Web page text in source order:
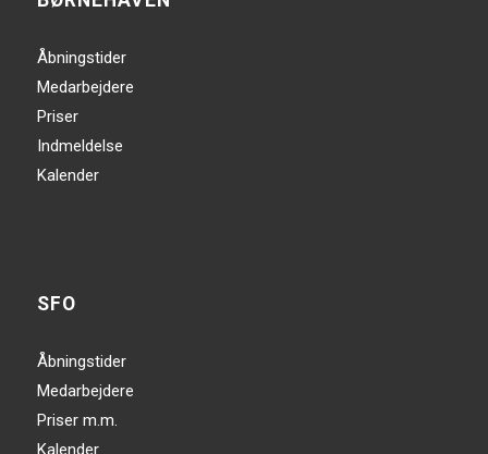
Åbningstider
Medarbejdere
Priser
Indmeldelse
Kalender
SFO
Åbningstider
Medarbejdere
Priser m.m.
Kalender